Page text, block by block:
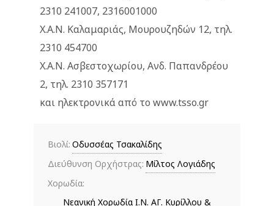
2310 241007, 2316001000
Χ.Α.Ν. Καλαμαριάς, Μουρουζηδών 12, τηλ.
2310 454700
Χ.Α.Ν. Ασβεστοχωρίου, Ανδ. Παπανδρέου
2, τηλ. 2310 357171
και ηλεκτρονικά από το www.tsso.gr
Βιολί: Οδυσσέας Τσακαλίδης
Διεύθυνση Ορχήστρας: Μίλτος Λογιάδης
Χορωδία:
Νεανική Χορωδία Ι.Ν. ΑΓ. Κυρίλλου &